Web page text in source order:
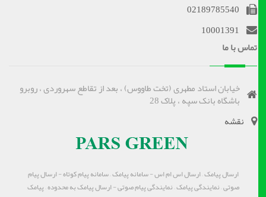
02189785540
10001391
تماس با ما
خیابان استاد مطهری (تخت طاووس) ، بعد از تقاطع سهروردی ، روبرو
باشگاه بانک سپه ، پلاک 28
نقشه
ارسال پیامک – ارسال اس ام اس - سامانه پیامک – سامانه پیام کوتاه - ارسال پیام
صوتی – نمایندگی پیامک – نمایندگی پیام صوتی - ارسال پیامک به محدوده – پیامک